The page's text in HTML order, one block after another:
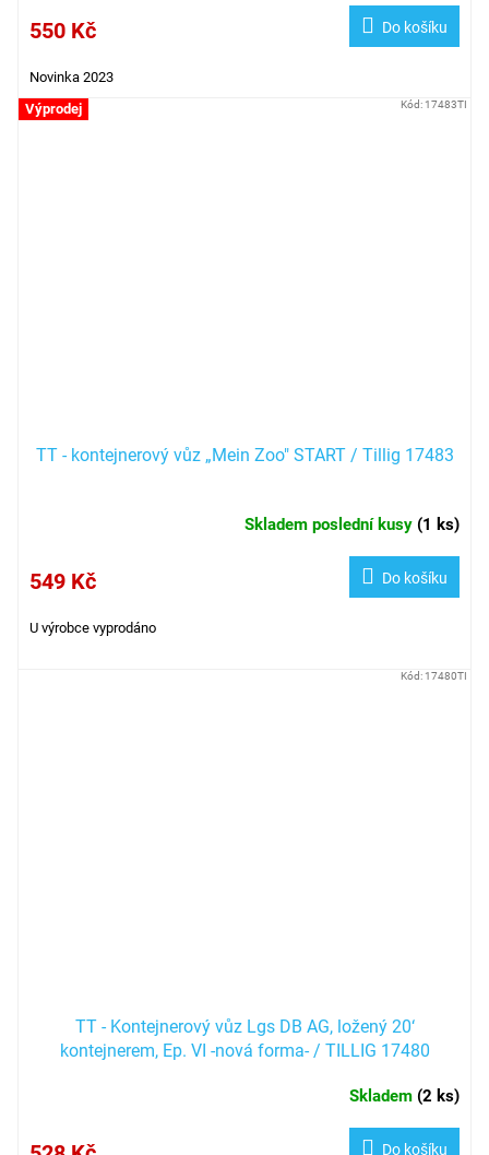
550 Kč Do košíku
Novinka 2023
Výprodej
TT - kontejnerový vůz „Mein Zoo" START / Tillig 17483
Skladem poslední kusy (1 ks)
549 Kč Do košíku
U výrobce vyprodáno
Kód: 17483TI
TT - Kontejnerový vůz Lgs DB AG, ložený 20‘
kontejnerem, Ep. VI -nová forma- / TILLIG 17480
Skladem (2 ks)
Do košíku
Kód: 17480TI